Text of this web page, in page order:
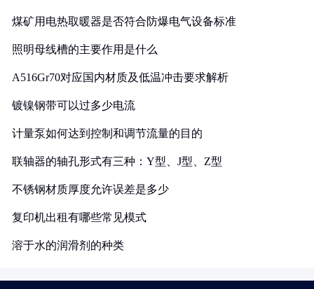
煤矿用电热取暖器是否符合防爆电气设备标准
照明母线槽的主要作用是什么
A516Gr70对应国内材质及低温冲击要求解析
镀镍钢带可以过多少电流
计量泵如何达到控制和调节流量的目的
联轴器的轴孔形式有三种：Y型、J型、Z型
不锈钢材质厚度允许误差是多少
复印机出租有哪些常见模式
溶于水的润滑剂的种类